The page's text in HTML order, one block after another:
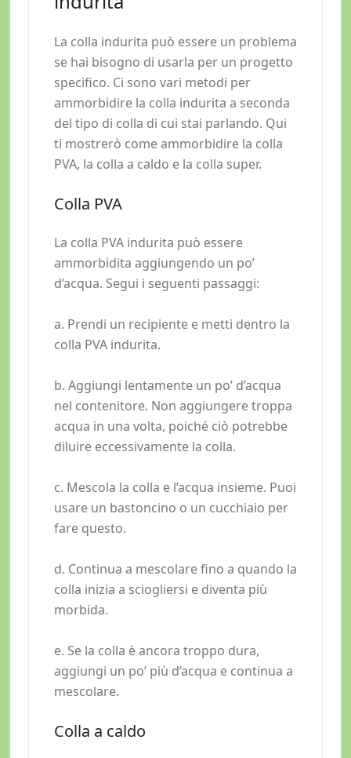
La colla indurita può essere un problema
se hai bisogno di usarla per un progetto
specifico. Ci sono vari metodi per
ammorbidire la colla indurita a seconda
del tipo di colla di cui stai parlando. Qui
ti mostrerò come ammorbidire la colla
PVA, la colla a caldo e la colla super.
Colla PVA
La colla PVA indurita può essere
ammorbidita aggiungendo un po’
d’acqua. Segui i seguenti passaggi:
a. Prendi un recipiente e metti dentro la
colla PVA indurita.
b. Aggiungi lentamente un po’ d’acqua
nel contenitore. Non aggiungere troppa
acqua in una volta, poiché ciò potrebbe
diluire eccessivamente la colla.
c. Mescola la colla e l’acqua insieme. Puoi
usare un bastoncino o un cucchiaio per
fare questo.
d. Continua a mescolare fino a quando la
colla inizia a sciogliersi e diventa più
morbida.
e. Se la colla è ancora troppo dura,
aggiungi un po’ più d’acqua e continua a
mescolare.
Colla a caldo